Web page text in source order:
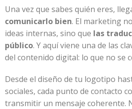
Una vez que sabes quién eres,
comunicarlo bien. El marketing
ideas internas, sino que las
público. Y aquí viene una de las
del contenido digital: lo que no se
Desde el diseño de tu logotipo
sociales, cada punto de contacto
transmitir un mensaje coherente.